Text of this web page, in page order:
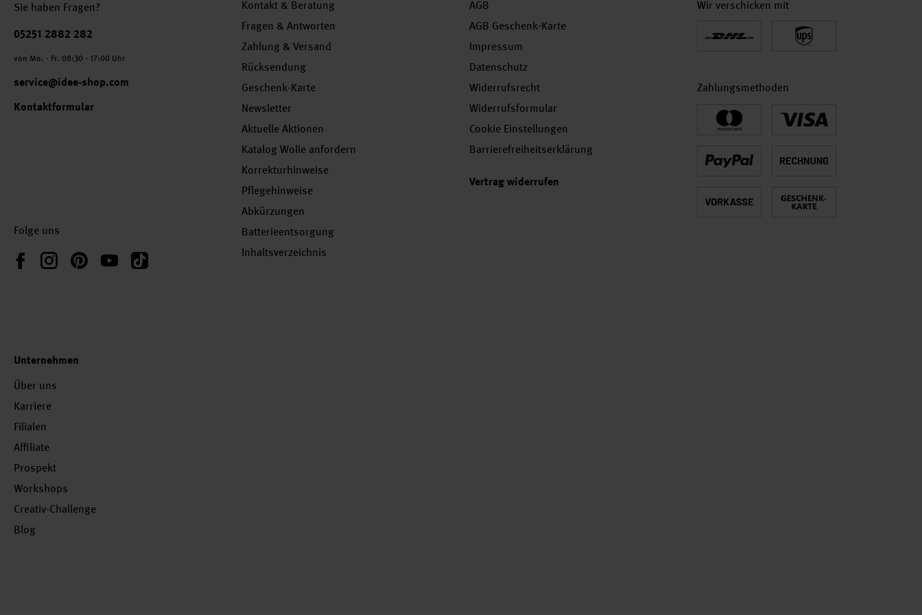
Sie haben Fragen?
Telefonnummer
05251 2882 282
von Mo. - Fr. 08:30 - 17:00 Uhr
service@idee-shop.com
Kontaktformular
Folge uns
FacebookInstagramPinterestYouTubeTikTok
Kontakt & Beratung
Fragen & Antworten
Zahlung & Versand
Rücksendung
Geschenk-Karte
Newsletter
Aktuelle Aktionen
Katalog Wolle anfordern
Korrekturhinweise
Pflegehinweise
Abkürzungen
Batterieentsorgung
Inhaltsverzeichnis
AGB
AGB Geschenk-Karte
Impressum
Datenschutz
Widerrufsrecht
Widerrufsformular
Cookie Einstellungen
Barrierefreiheitserklärung
Vertrag widerrufen
Wir verschicken mit
Zahlungsmethoden
Unternehmen
Über uns
Karriere
Filialen
Affiliate
Prospekt
Workshops
Creativ-Challenge
Blog